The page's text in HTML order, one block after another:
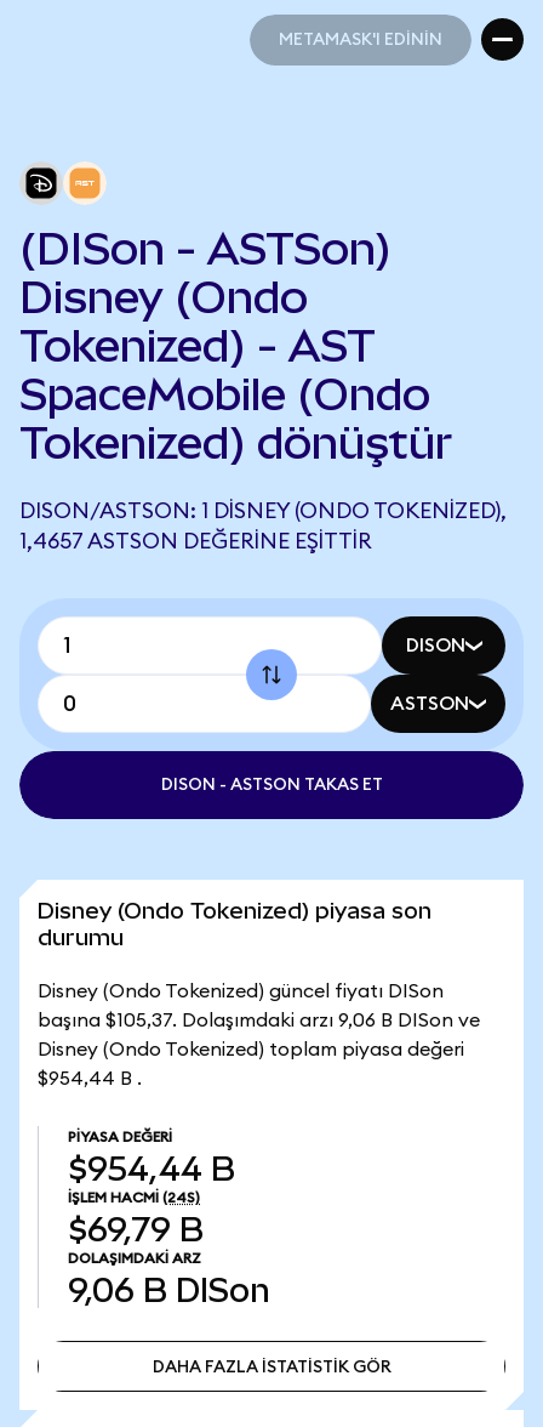
METAMASK'I EDİNİN
(DISon - ASTSon)
Disney (Ondo
Tokenized) - AST
SpaceMobile (Ondo
Tokenized) dönüştür
DISON/ASTSON: 1 DISNEY (ONDO TOKENIZED),
1,4657 ASTSON DEĞERINE EŞITTIR
DISON
ASTSON
DISON - ASTSON TAKAS ET
Disney (Ondo Tokenized) piyasa son
durumu
Disney (Ondo Tokenized) güncel fiyatı DISon
başına $105,37. Dolaşımdaki arzı 9,06 B DISon ve
Disney (Ondo Tokenized) toplam piyasa değeri
$954,44 B .
PIYASA DEĞERI
$954,44 B
İŞLEM HACMI (24S)
$69,79 B
DOLAŞIMDAKI ARZ
9,06 B DISon
DAHA FAZLA İSTATİSTİK GÖR